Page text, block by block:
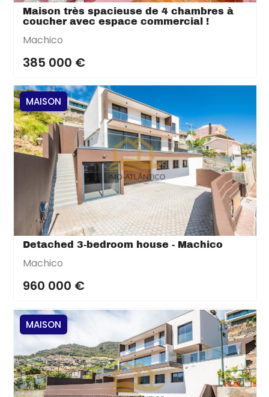
Maison très spacieuse de 4 chambres à
coucher avec espace commercial !
Machico
385 000 €
MAISON
Detached 3-bedroom house - Machico
Machico
960 000 €
MAISON